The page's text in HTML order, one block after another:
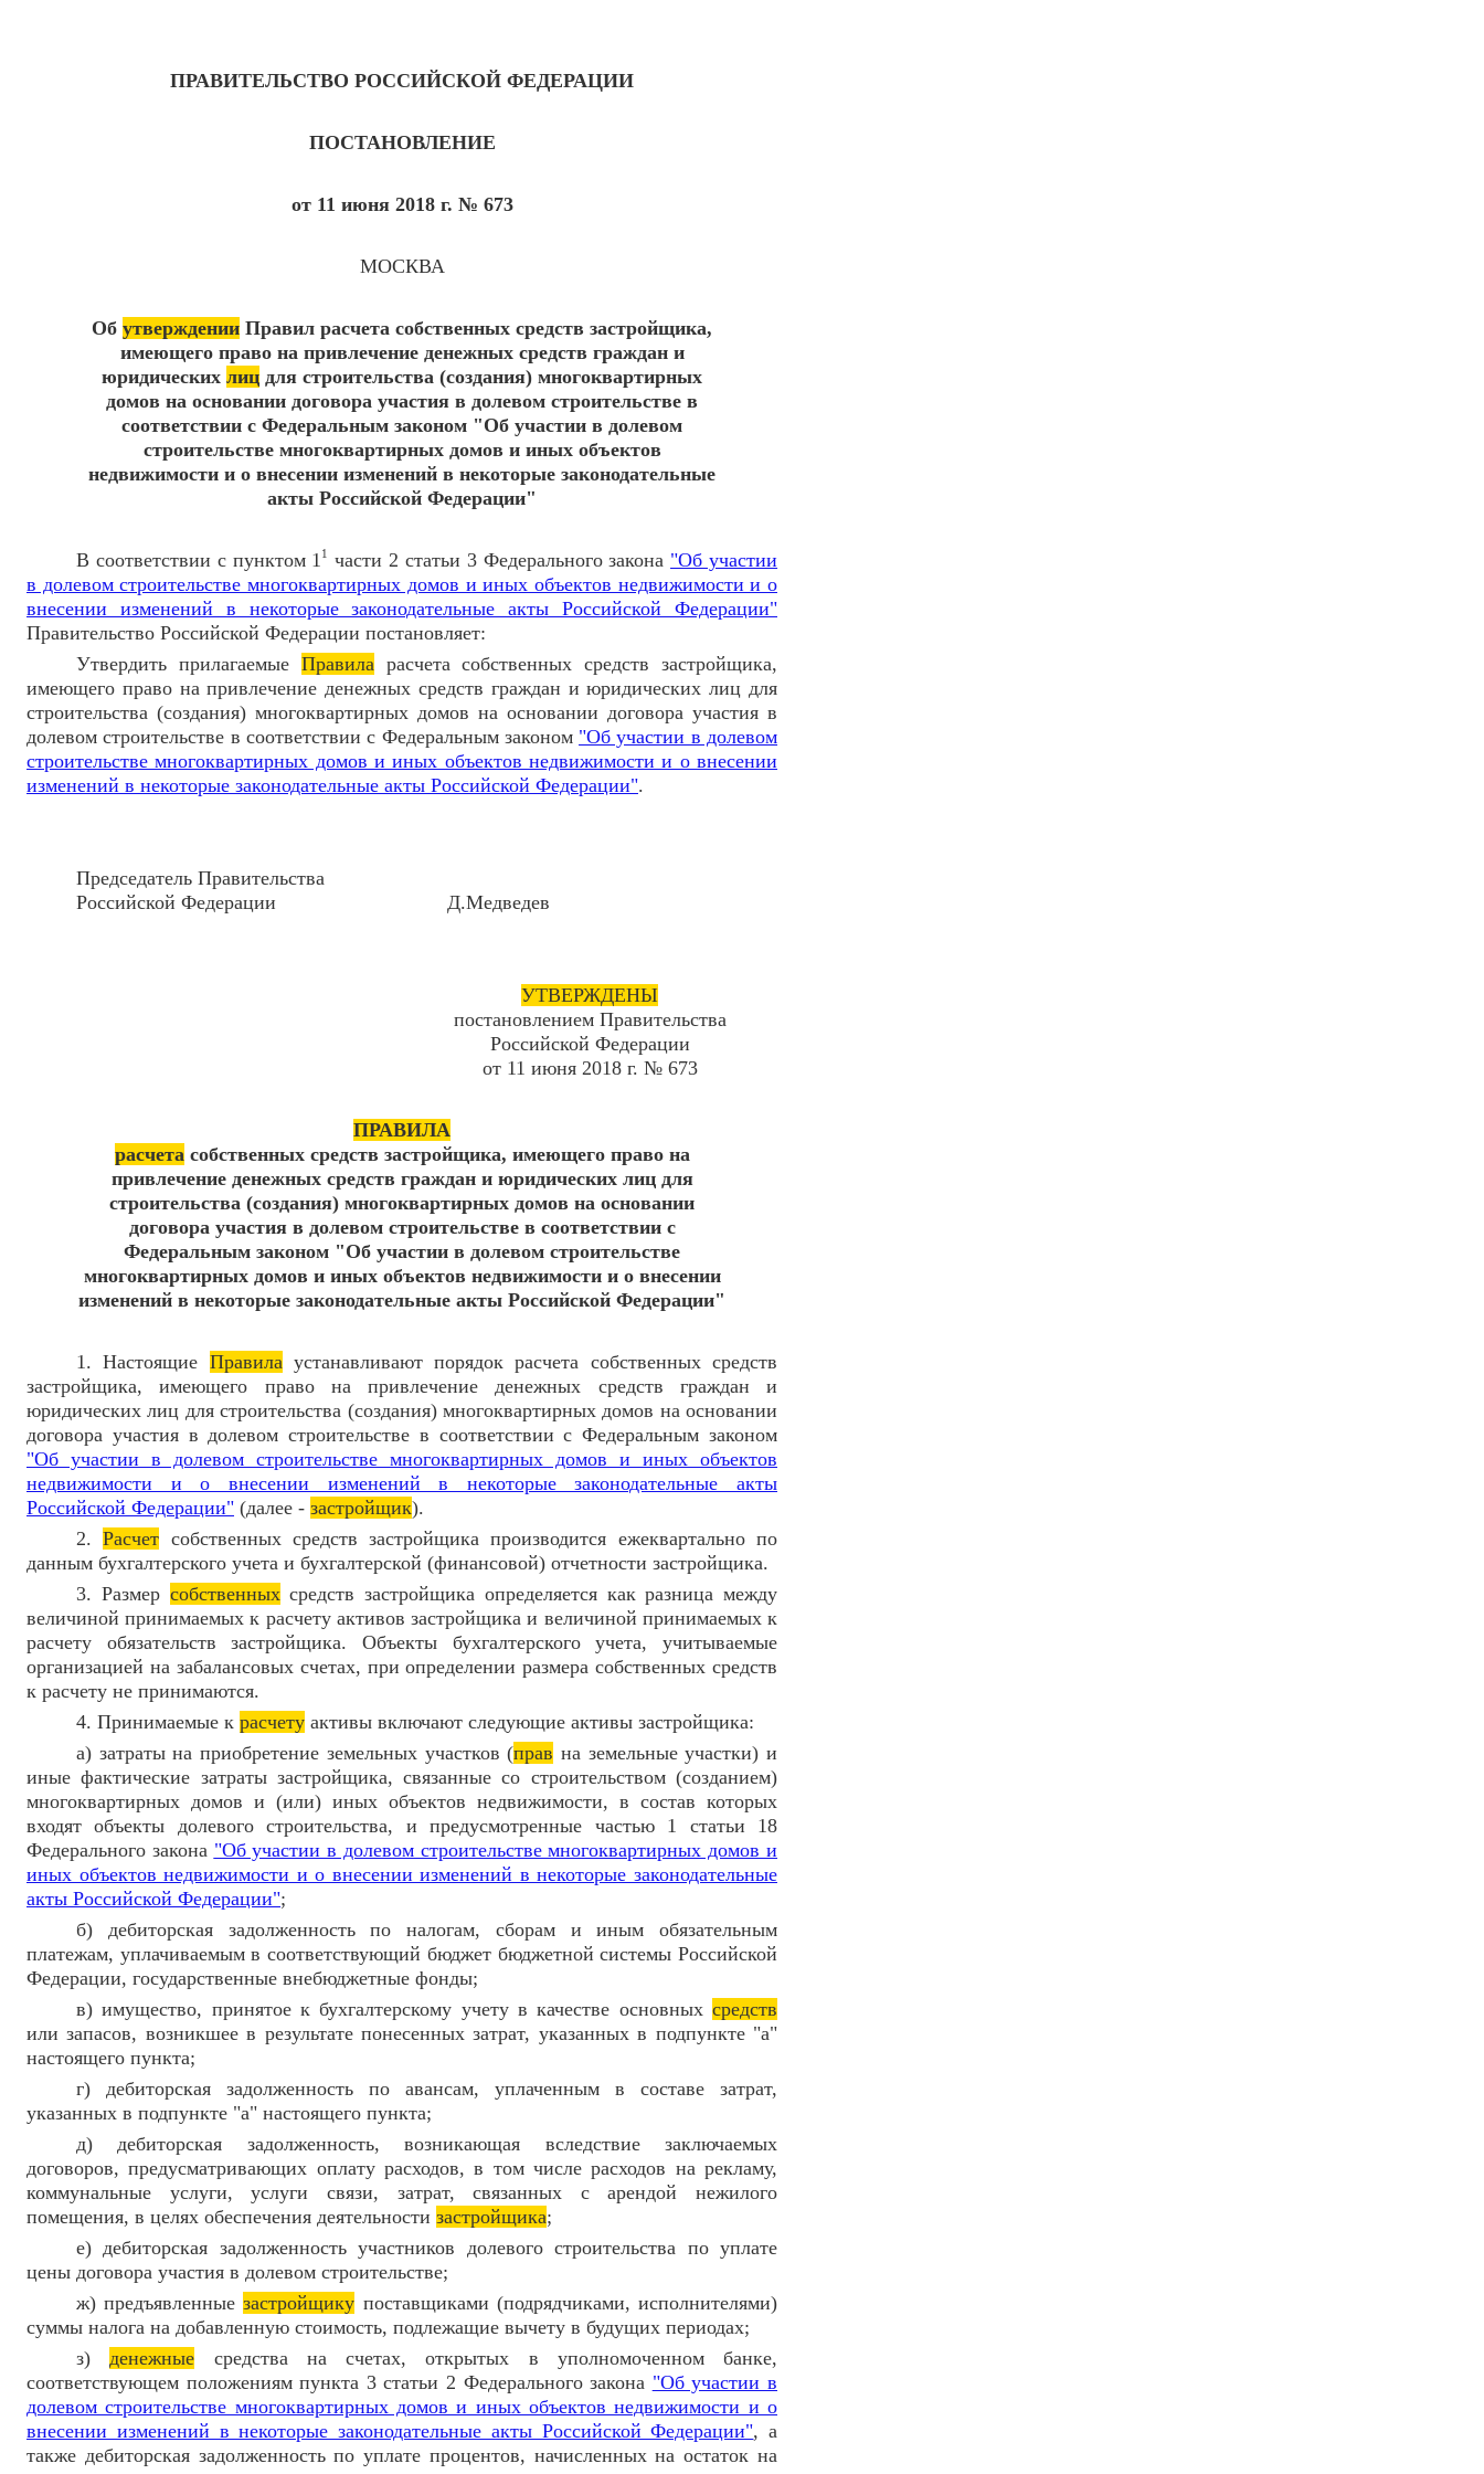
ПРАВИТЕЛЬСТВО РОССИЙСКОЙ ФЕДЕРАЦИИ
ПОСТАНОВЛЕНИЕ
от 11 июня 2018 г. № 673
МОСКВА
Об утверждении Правил расчета собственных средств застройщика,
имеющего право на привлечение денежных средств граждан и
юридических лиц для строительства (создания) многоквартирных
домов на основании договора участия в долевом строительстве в
соответствии с Федеральным законом "Об участии в долевом
строительстве многоквартирных домов и иных объектов
недвижимости и о внесении изменений в некоторые законодательные
акты Российской Федерации"
В соответствии с пунктом 11 части 2 статьи 3 Федерального закона "Об участии
в долевом строительстве многоквартирных домов и иных объектов недвижимости и о
внесении изменений в некоторые законодательные акты Российской Федерации"
Правительство Российской Федерации постановляет:
Утвердить прилагаемые Правиларасчета собственных средств застройщика,
имеющего право на привлечение денежных средств граждан и юридических лиц для
строительства (создания) многоквартирных домов на основании договора участия в
долевом строительстве в соответствии с Федеральным законом "Об участии в долевом
строительстве многоквартирных домов и иных объектов недвижимости и о внесении
изменений в некоторые законодательные акты Российской Федерации".
Председатель Правительства
Российской Федерации Д.Медведев
УТВЕРЖДЕНЫ
постановлением Правительства
Российской Федерации
от 11 июня 2018 г. № 673
ПРАВИЛА
расчетасобственных средств застройщика, имеющего право на
привлечение денежных средств граждан и юридических лиц для
строительства (создания) многоквартирных домов на основании
договора участия в долевом строительстве в соответствии с
Федеральным законом "Об участии в долевом строительстве
многоквартирных домов и иных объектов недвижимости и о внесении
изменений в некоторые законодательные акты Российской Федерации"
1. Настоящие Правилаустанавливают порядок расчета собственных средств
застройщика, имеющего право на привлечение денежных средств граждан и
юридических лиц для строительства (создания) многоквартирных домов на основании
договора участия в долевом строительстве в соответствии с Федеральным законом
"Об участии в долевом строительстве многоквартирных домов и иных объектов
недвижимости и о внесении изменений в некоторые законодательные акты
Российской Федерации" (далее - застройщик).
2.Расчет собственных средств застройщика производится ежеквартально по
данным бухгалтерского учета и бухгалтерской (финансовой) отчетности застройщика.
3. Размер собственныхсредств застройщика определяется как разница между
величиной принимаемых к расчету активов застройщика и величиной принимаемых к
расчету обязательств застройщика. Объекты бухгалтерского учета, учитываемые
организацией на забалансовых счетах, при определении размера собственных средств
к расчету не принимаются.
4. Принимаемые к расчету активы включают следующие активы застройщика:
а) затраты на приобретение земельных участков (прав на земельные участки) и
иные фактические затраты застройщика, связанные со строительством (созданием)
многоквартирных домов и (или) иных объектов недвижимости, в состав которых
входят объекты долевого строительства, и предусмотренные частью 1 статьи 18
Федерального закона "Об участии в долевом строительстве многоквартирных домов и
иных объектов недвижимости и о внесении изменений в некоторые законодательные
акты Российской Федерации";
б) дебиторская задолженность по налогам, сборам и иным обязательным
платежам, уплачиваемым в соответствующий бюджет бюджетной системы Российской
Федерации, государственные внебюджетные фонды;
в) имущество, принятое к бухгалтерскому учету в качестве основных средств
или запасов, возникшее в результате понесенных затрат, указанных в подпункте "а"
настоящего пункта;
г) дебиторская задолженность по авансам, уплаченным в составе затрат,
указанных в подпункте "а" настоящего пункта;
д) дебиторская задолженность, возникающая вследствие заключаемых
договоров, предусматривающих оплату расходов, в том числе расходов на рекламу,
коммунальные услуги, услуги связи, затрат, связанных с арендой нежилого
помещения, в целях обеспечения деятельности застройщика;
е) дебиторская задолженность участников долевого строительства по уплате
цены договора участия в долевом строительстве;
ж) предъявленныезастройщику поставщиками (подрядчиками, исполнителями)
суммы налога на добавленную стоимость, подлежащие вычету в будущих периодах;
з)денежные средства на счетах, открытых в уполномоченном банке,
соответствующем положениям пункта 3 статьи 2 Федерального закона "Об участии в
долевом строительстве многоквартирных домов и иных объектов недвижимости и о
внесении изменений в некоторые законодательные акты Российской Федерации", а
также дебиторская задолженность по уплате процентов, начисленных на остаток на